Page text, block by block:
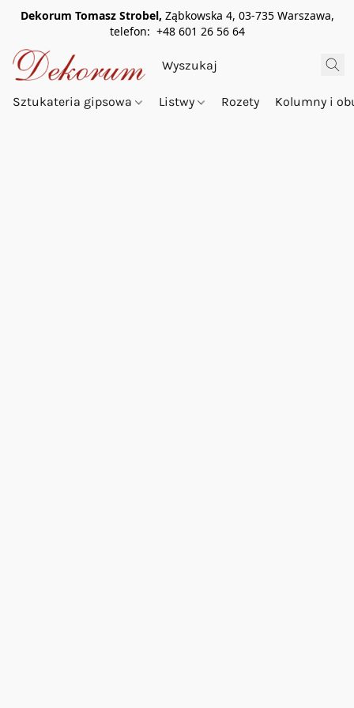
Dekorum Tomasz Strobel, Ząbkowska 4, 03-735 Warszawa,
telefon: +48 601 26 56 64
Sztukateria gipsowa Listwy Rozety Kolumny i